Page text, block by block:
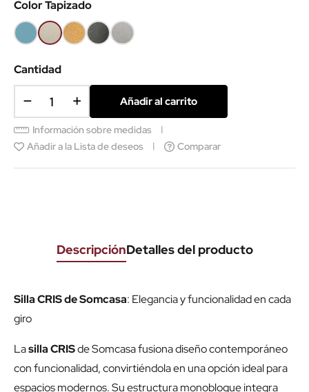
Color Tapizado
Azul
(SMC)
BeigeMostaza
Gris
oscuro
Gris
claro
Cantidad
Añadir al carrito
Información sobre medidas
Añadir a la Lista de deseos
Comparar
DescripciónDetalles del producto
Silla CRIS de Somcasa: Elegancia y funcionalidad en cada
giro
Lasilla CRISde Somcasa fusiona diseño contemporáneo
con funcionalidad, convirtiéndola en una opción ideal para
espacios modernos. Su estructura monobloque integra